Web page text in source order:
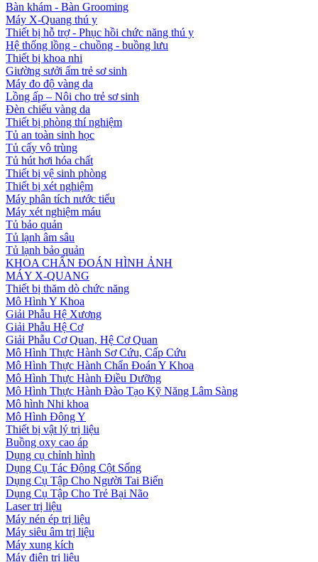
Bàn khám - Bàn Grooming
Máy X-Quang thú y
Thiết bị hỗ trợ - Phục hồi chức năng thú y
Hệ thống lồng - chuồng - buồng lưu
Thiết bị khoa nhi
Giường sưởi ấm trẻ sơ sinh
Máy đo độ vàng da
Lồng ấp – Nôi cho trẻ sơ sinh
Đèn chiếu vàng da
Thiết bị phòng thí nghiệm
Tủ an toàn sinh học
Tủ cấy vô trùng
Tủ hút hơi hóa chất
Thiết bị vệ sinh phòng
Thiết bị xét nghiệm
Máy phân tích nước tiểu
Máy xét nghiệm máu
Tủ bảo quản
Tủ lạnh âm sâu
Tủ lạnh bảo quản
KHOA CHẨN ĐOÁN HÌNH ẢNH
MÁY X-QUANG
Thiết bị thăm dò chức năng
Mô Hình Y Khoa
Giải Phẫu Hệ Xương
Giải Phẫu Hệ Cơ
Giải Phẫu Cơ Quan, Hệ Cơ Quan
Mô Hình Thực Hành Sơ Cứu, Cấp Cứu
Mô Hình Thực Hành Chẩn Đoán Y Khoa
Mô Hình Thực Hành Điều Dưỡng
Mô Hình Thực Hành Đào Tạo Kỹ Năng Lâm Sàng
Mô hình Nhi khoa
Mô Hình Đông Y
Thiết bị vật lý trị liệu
Buồng oxy cao áp
Dụng cụ chỉnh hình
Dụng Cụ Tác Động Cột Sống
Dụng Cụ Tập Cho Người Tai Biến
Dụng Cụ Tập Cho Trẻ Bại Não
Laser trị liệu
Máy nén ép trị liệu
Máy siêu âm trị liệu
Máy xung kích
Máy điện trị liệu